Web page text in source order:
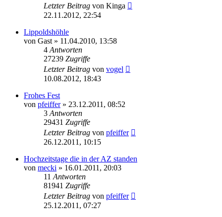
Letzter Beitrag von Kinga
22.11.2012, 22:54
Lippoldshöhle
von Gast » 11.04.2010, 13:58
4 Antworten
27239 Zugriffe
Letzter Beitrag von vogel
10.08.2012, 18:43
Frohes Fest
von pfeiffer» 23.12.2011, 08:52
3 Antworten
29431 Zugriffe
Letzter Beitrag von pfeiffer
26.12.2011, 10:15
Hochzeitstage die in der AZ standen
von mecki » 16.01.2011, 20:03
11 Antworten
81941 Zugriffe
Letzter Beitrag von pfeiffer
25.12.2011, 07:27